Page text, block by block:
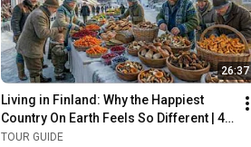
26:37
Living in Finland: Why the Happiest
Country On Earth Feels So Different | 4K
Documentary
TOUR GUIDE